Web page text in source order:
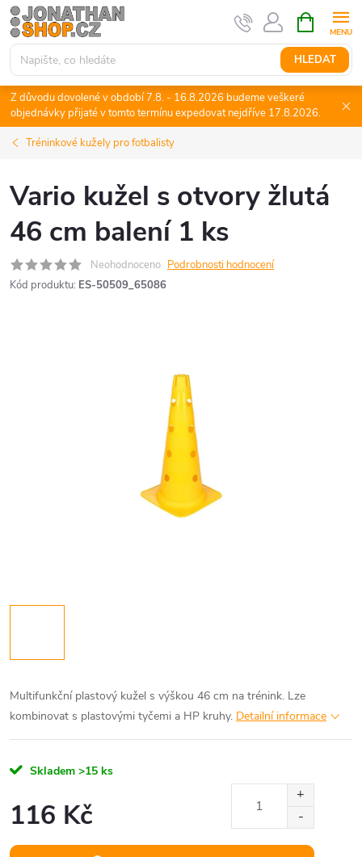
Přejít
na
obsah
HLEDAT
NÁKUPNÍ
KOŠÍK
Z důvodu dovolené v období 7.8. - 16.8.2026 budeme veškeré
objednávky přijaté v tomto termínu expedovat nejdříve 17.8.2026.
Tréninkové kužely pro fotbalisty
Vario kužel s otvory žlutá
46 cm balení 1 ks
Neohodnoceno Podrobnosti hodnocení
Kód produktu: ES-50509_65086
Multifunkční plastový kužel s výškou 46 cm na trénink. Lze
kombinovat s plastovými tyčemi a HP kruhy. Detailní informace
Skladem >15 ks
116 Kč